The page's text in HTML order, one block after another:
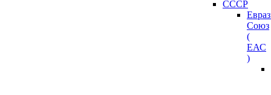
СССР
Союз
(
ЕАС
)